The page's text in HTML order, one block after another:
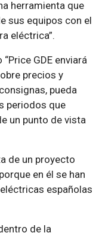
herramienta que
sus equipos con el
eléctrica”.
GDE enviará
precios y
pueda
periodos que
un punto de vista
de un proyecto
en él se han
españolas
de la